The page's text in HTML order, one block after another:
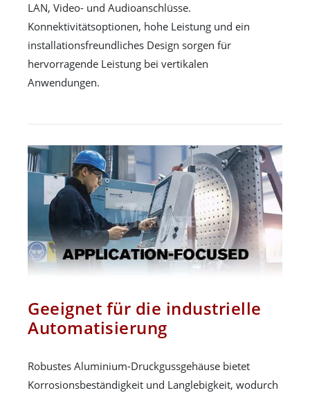
LAN, Video- und Audioanschlüsse.
Konnektivitätsoptionen, hohe Leistung und ein
installationsfreundliches Design sorgen für
hervorragende Leistung bei vertikalen
Anwendungen.
Geeignet für die industrielle
Automatisierung
Robustes Aluminium-Druckgussgehäuse bietet
Korrosionsbeständigkeit und Langlebigkeit, wodurch